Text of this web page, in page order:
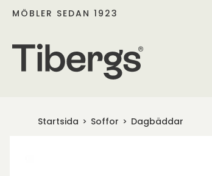
MÖBLER SEDAN 1923
Startsida Soffor Dagbäddar